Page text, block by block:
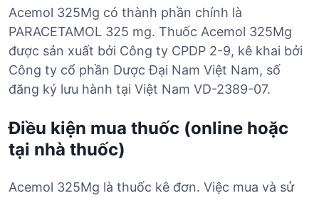
Acemol 325Mg có thành phần chính là
PARACETAMOL 325 mg. Thuốc Acemol 325Mg
được sản xuất bởi Công ty CPDP 2-9, kê khai bởi
Công ty cổ phần Dược Đại Nam Việt Nam, số
đăng ký lưu hành tại Việt Nam VD-2389-07.
Điều kiện mua thuốc (online hoặc
tại nhà thuốc)
Acemol 325Mg là thuốc kê đơn. Việc mua và sử